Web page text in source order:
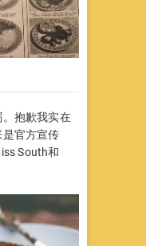
抱歉我实在
官方宣传
South和